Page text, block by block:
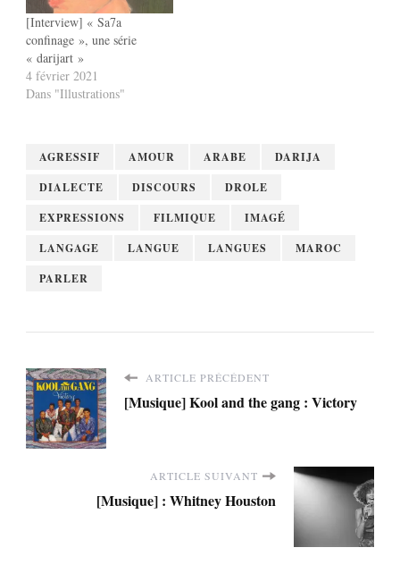
[Interview] « Sa7a
confinage », une série
« darijart »
4 février 2021
Dans "Illustrations"
AGRESSIF AMOUR ARABE
DARIJA
DIALECTE
DISCOURS
DROLE
EXPRESSIONS
FILMIQUE
IMAGÉ
LANGAGE
LANGUE LANGUES
MAROC
PARLER
ARTICLE PRÉCÉDENT
[Musique] Kool and the gang : Victory
ARTICLE SUIVANT
[Musique] : Whitney Houston